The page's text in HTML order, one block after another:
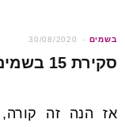
בשמים 30/08/2020
סקירת 15 בשמים חדשים לשנת 2020
אז הנה זה